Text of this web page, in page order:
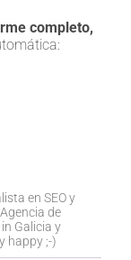
completo,
en SEO y
de
Galicia y
happy ;-)